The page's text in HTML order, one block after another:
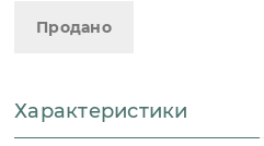
Продано
Характеристики